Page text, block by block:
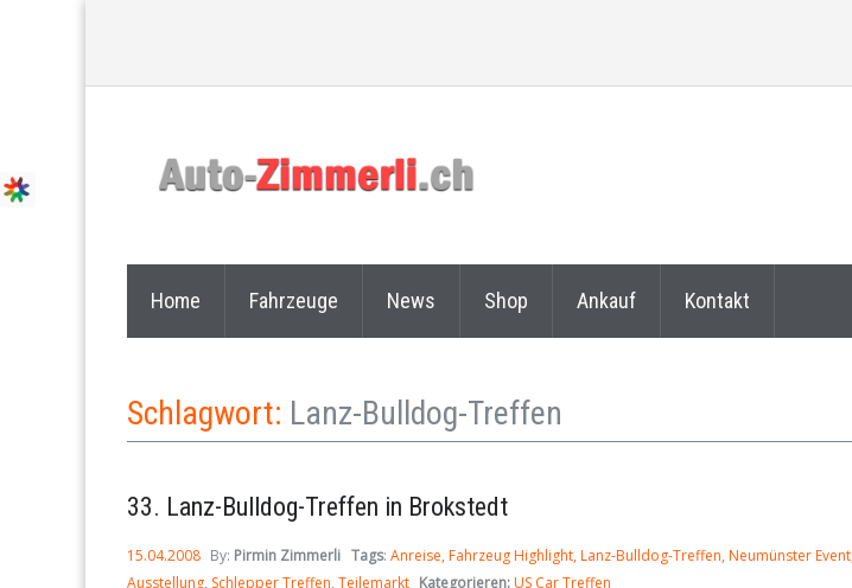
Home Fahrzeuge News Shop Ankauf Kontakt
Schlagwort: Lanz-Bulldog-Treffen
33. Lanz-Bulldog-Treffen in Brokstedt
15.04.2008 By: Pirmin Zimmerli Tags: Anreise Fahrzeug Highlight Lanz-Bulldog-Treffen Neumünster Event
Ausstellung Schlepper Treffen Teilemarkt Kategorieren:US Car Treffen